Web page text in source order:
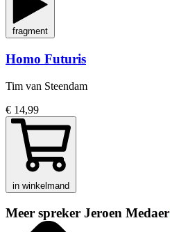
fragment
Homo Futuris
Tim van Steendam
€ 14,99
in winkelmand
Meer spreker Jeroen Medaer